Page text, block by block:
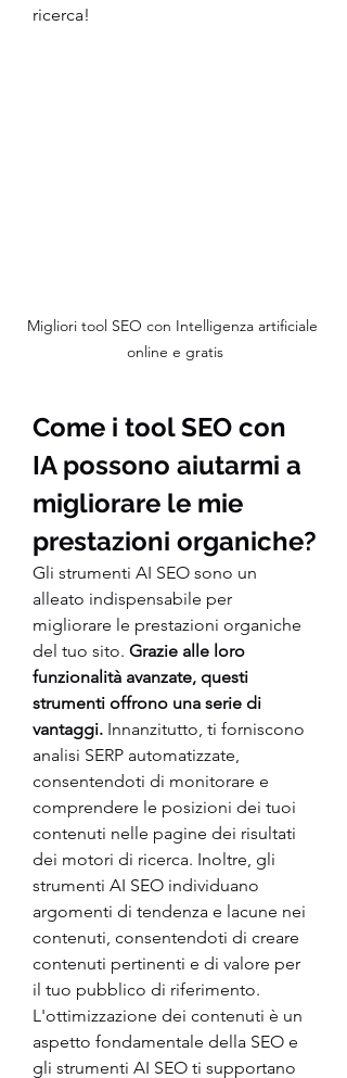
ricerca!
Migliori tool SEO con Intelligenza artificiale
online e gratis
Come i tool SEO con
IA possono aiutarmi a
migliorare le mie
prestazioni organiche?
Gli strumenti AI SEO sono un
alleato indispensabile per
migliorare le prestazioni organiche
del tuo sito. Grazie alle loro
funzionalità avanzate, questi
strumenti offrono una serie di
vantaggi. Innanzitutto, ti forniscono
analisi SERP automatizzate,
consentendoti di monitorare e
comprendere le posizioni dei tuoi
contenuti nelle pagine dei risultati
dei motori di ricerca. Inoltre, gli
strumenti AI SEO individuano
argomenti di tendenza e lacune nei
contenuti, consentendoti di creare
contenuti pertinenti e di valore per
il tuo pubblico di riferimento.
L'ottimizzazione dei contenuti è un
aspetto fondamentale della SEO e
gli strumenti AI SEO ti supportano